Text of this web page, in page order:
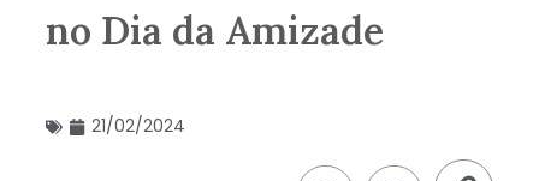
no Dia da Amizade
21/02/2024